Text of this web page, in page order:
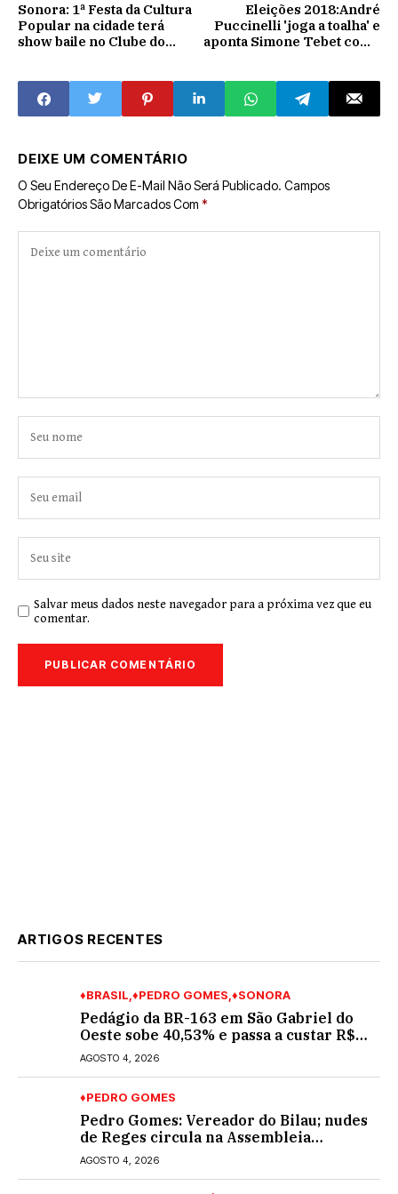
Sonora: 1ª Festa da Cultura
Popular na cidade terá
show baile no Clube do
Eleições 2018:André
Puccinelli 'joga a toalha' e
aponta Simone Tebet como
DEIXE UM COMENTÁRIO
O Seu Endereço De E-Mail Não Será Publicado. Campos
Obrigatórios São Marcados Com *
Salvar meus dados neste navegador para a próxima vez que eu
comentar.
ARTIGOS RECENTES
♦BRASIL ♦PEDRO GOMES ♦SONORA
Pedágio da BR-163 em São Gabriel do
Oeste sobe 40,53% e passa a custar R$
10,70 a partir desta quarta-feira
AGOSTO 4, 2026
♦PEDRO GOMES
Pedro Gomes: Vereador do Bilau; nudes
de Reges circula na Assembleia
Legislativa de MS e também na
governadoria
AGOSTO 4, 2026